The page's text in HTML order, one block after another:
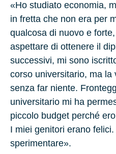
«Ho studiato economia,
in fretta che non era per
qualcosa di nuovo e
aspettare di ottenere il
successivi, mi sono
corso universitario, ma la
senza far niente.
universitario mi ha
piccolo budget perché
I miei genitori erano
sperimentare».